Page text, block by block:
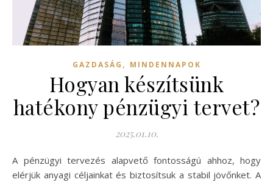
GAZDASÁG , MINDENNAPOK
Hogyan készítsünk
hatékony pénzügyi tervet?
2025.01.10.
A pénzügyi tervezés alapvető fontosságú ahhoz, hogy
elérjük anyagi céljainkat és biztosítsuk a stabil jövőnket. A